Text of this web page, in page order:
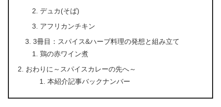
デュカ(そば)
アフリカンチキン
3冊目：スパイス&ハーブ料理の発想と組み立て
鶏の赤ワイン煮
おわりに～スパイスカレーの先へ～
本紹介記事バックナンバー